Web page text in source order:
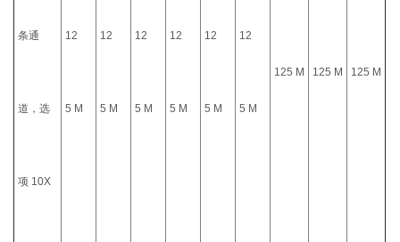
条通
道，选
项 10X
12
5 M
12
5 M
12
5 M
12
5 M
12
5 M
12
5 M
125 M 125 M 125 M